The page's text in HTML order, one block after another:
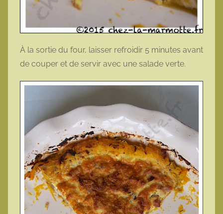
À la sortie du four, laisser refroidir 5 minutes avant
de couper et de servir avec une salade verte.